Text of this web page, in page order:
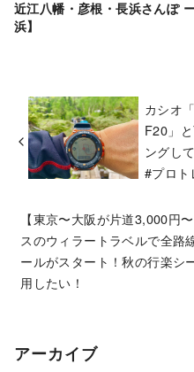
近江八幡・彦根・長浜さんぽ
浜】
カシオ
F20」
ングし
#プロト
【東京〜大阪が片道3,000円
スのウィラートラベルで全路
ールがスタート！秋の行楽シ
用したい！
アーカイブ